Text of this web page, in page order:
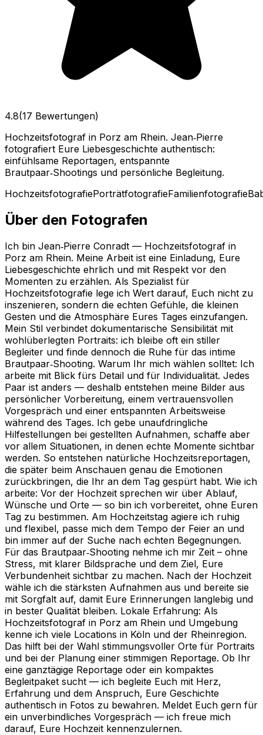
4.8(17 Bewertungen)
Hochzeitsfotograf in Porz am Rhein. Jean‑Pierre
fotografiert Eure Liebesgeschichte authentisch:
einfühlsame Reportagen, entspannte
Brautpaar‑Shootings und persönliche Begleitung.
HochzeitsfotografiePorträtfotografieFamilienfotografie
Über den Fotografen
Ich bin Jean‑Pierre Conradt — Hochzeitsfotograf in
Porz am Rhein. Meine Arbeit ist eine Einladung, Eure
Liebesgeschichte ehrlich und mit Respekt vor den
Momenten zu erzählen. Als Spezialist für
Hochzeitsfotografie lege ich Wert darauf, Euch nicht zu
inszenieren, sondern die echten Gefühle, die kleinen
Gesten und die Atmosphäre Eures Tages einzufangen.
Mein Stil verbindet dokumentarische Sensibilität mit
wohlüberlegten Portraits: ich bleibe oft ein stiller
Begleiter und finde dennoch die Ruhe für das intime
Brautpaar‑Shooting. Warum Ihr mich wählen solltet: Ich
arbeite mit Blick fürs Detail und für Individualität. Jedes
Paar ist anders — deshalb entstehen meine Bilder aus
persönlicher Vorbereitung, einem vertrauensvollen
Vorgespräch und einer entspannten Arbeitsweise
während des Tages. Ich gebe unaufdringliche
Hilfestellungen bei gestellten Aufnahmen, schaffe aber
vor allem Situationen, in denen echte Momente sichtbar
werden. So entstehen natürliche Hochzeitsreportagen,
die später beim Anschauen genau die Emotionen
zurückbringen, die Ihr an dem Tag gespürt habt. Wie ich
arbeite: Vor der Hochzeit sprechen wir über Ablauf,
Wünsche und Orte — so bin ich vorbereitet, ohne Euren
Tag zu bestimmen. Am Hochzeitstag agiere ich ruhig
und flexibel, passe mich dem Tempo der Feier an und
bin immer auf der Suche nach echten Begegnungen.
Für das Brautpaar‑Shooting nehme ich mir Zeit – ohne
Stress, mit klarer Bildsprache und dem Ziel, Eure
Verbundenheit sichtbar zu machen. Nach der Hochzeit
wähle ich die stärksten Aufnahmen aus und bereite sie
mit Sorgfalt auf, damit Eure Erinnerungen langlebig und
in bester Qualität bleiben. Lokale Erfahrung: Als
Hochzeitsfotograf in Porz am Rhein und Umgebung
kenne ich viele Locations in Köln und der Rheinregion.
Das hilft bei der Wahl stimmungsvoller Orte für Portraits
und bei der Planung einer stimmigen Reportage. Ob Ihr
eine ganztägige Reportage oder ein kompaktes
Begleitpaket sucht — ich begleite Euch mit Herz,
Erfahrung und dem Anspruch, Eure Geschichte
authentisch in Fotos zu bewahren. Meldet Euch gern für
ein unverbindliches Vorgespräch — ich freue mich
darauf, Eure Hochzeit kennenzulernen.